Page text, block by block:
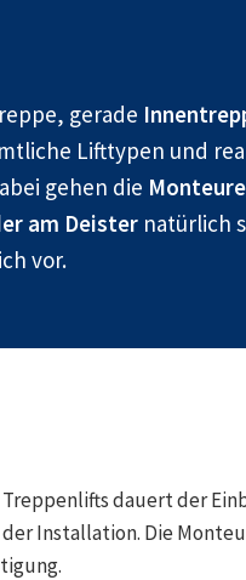
gerade
Lifttypen und
gehen die Monteure
am Deister natürlich
vor.
dauert der
Installation. Die